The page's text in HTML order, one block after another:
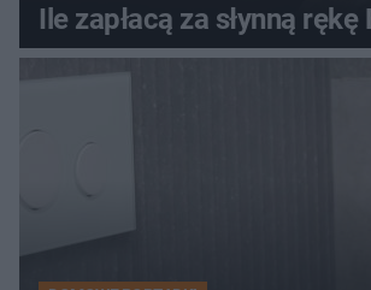
Ile zapłacą za słynną rękę